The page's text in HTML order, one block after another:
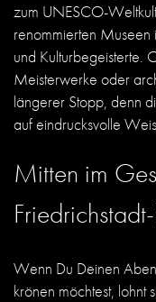
zum UNESCO-
renommierten Museen
und Kulturbegeisterte.
Meisterwerke oder
längerer Stopp, denn
auf eindrucksvolle
Mitten im
Wenn Du Deinen
krönen möchtest, lohnt